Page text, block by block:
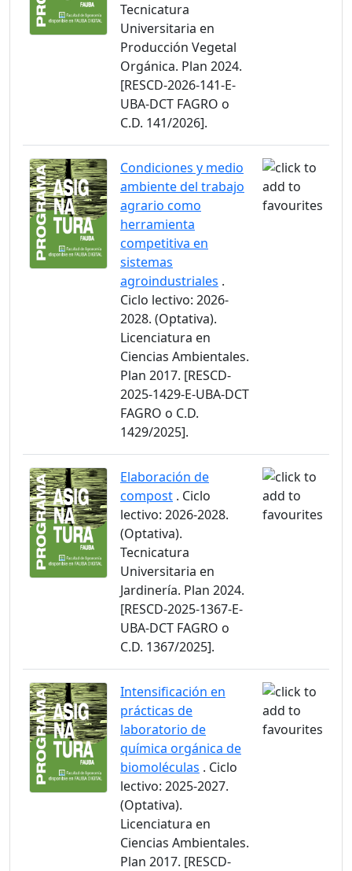
Tecnicatura
Universitaria en
Producción Vegetal
Orgánica. Plan 2024.
[RESCD-2026-141-E-
UBA-DCT FAGRO o
C.D. 141/2026].
Condiciones y medio
ambiente del trabajo
agrario como
herramienta
competitiva en
sistemas
agroindustriales .
Ciclo lectivo: 2026-
2028. (Optativa).
Licenciatura en
Ciencias Ambientales.
Plan 2017. [RESCD-
2025-1429-E-UBA-DCT
FAGRO o C.D.
1429/2025].
Elaboración de
compost . Ciclo
lectivo: 2026-2028.
(Optativa).
Tecnicatura
Universitaria en
Jardinería. Plan 2024.
[RESCD-2025-1367-E-
UBA-DCT FAGRO o
C.D. 1367/2025].
Intensificación en
prácticas de
laboratorio de
química orgánica de
biomoléculas . Ciclo
lectivo: 2025-2027.
(Optativa).
Licenciatura en
Ciencias Ambientales.
Plan 2017. [RESCD-